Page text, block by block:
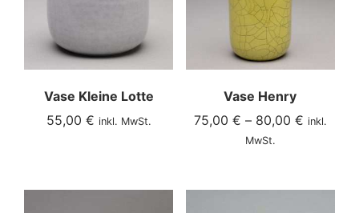
Vase Kleine Lotte
55,00 € inkl. MwSt.
Vase Henry
75,00 € – 80,00 € inkl.
MwSt.